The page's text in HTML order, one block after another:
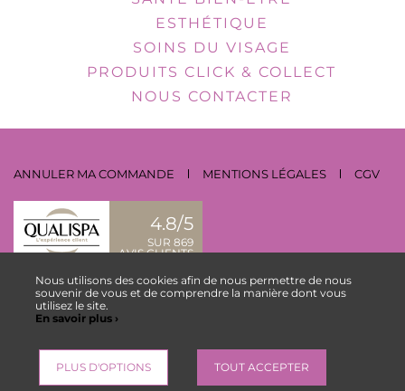
Nous utilisons des cookies afin de nous permettre de nous
souvenir de vous et de comprendre la manière dont vous
utilisez le site.
En savoir plus ›
PLUS D'OPTIONS TOUT ACCEPTER
ESTHÉTIQUE
SOINS DU VISAGE
PRODUITS CLICK & COLLECT
NOUS CONTACTER
ANNULER MA COMMANDE MENTIONS LÉGALES CGV
4.8/5
SUR 869
AVIS CLIENTS
NOUS CONTACTER
webdesign > creation web > developpement > SEO
rendez-vous en ligne, gestion stock, gestion spa urbain, spa hôtelier, crm, erp